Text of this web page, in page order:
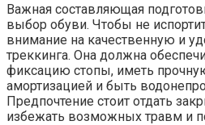
Важная составляющая
выбор обуви. Чтобы не
внимание на качественную и
треккинга. Она должна
фиксацию стопы, иметь
амортизацией и быть
Предпочтение стоит отдать
избежать возможных травм и